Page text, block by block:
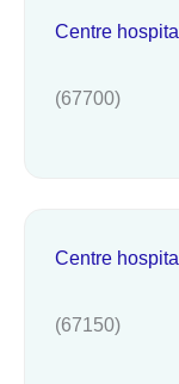
Centre
(67700)
Centre
(67150)